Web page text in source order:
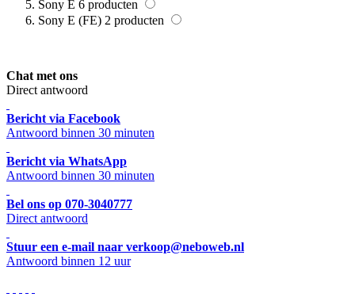
Sony E 6 producten
Sony E (FE) 2 producten
Chat met ons
Direct antwoord
Bericht via Facebook
Antwoord binnen 30 minuten
Bericht via WhatsApp
Antwoord binnen 30 minuten
Bel ons op 070-3040777
Direct antwoord
Stuur een e-mail naar verkoop@neboweb.nl
Antwoord binnen 12 uur